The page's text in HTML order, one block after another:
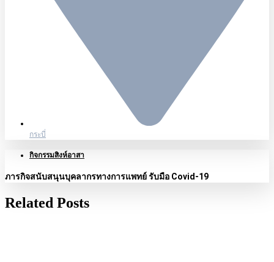
กระบี่
กิจกรรมสิงห์อาสา
ภารกิจสนับสนุนบุคลากรทางการแพทย์ รับมือ Covid-19
Related Posts